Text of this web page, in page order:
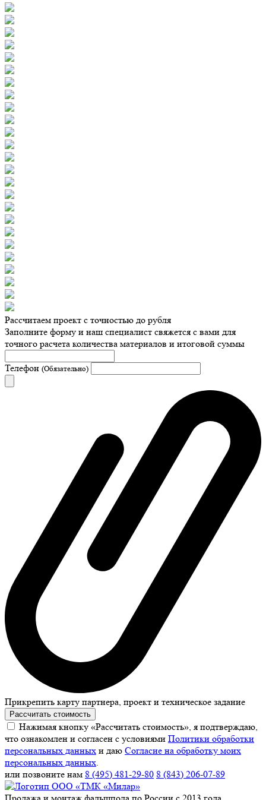
Рассчитаем проект с точностью до рубля
Заполните форму и наш специалист свяжется с вами для
точного расчета количества материалов и итоговой суммы
Телефон (Обязательно)
Прикрепить карту партнера, проект и техническое задание
Рассчитать стоимость
Нажимая кнопку «Рассчитать стоимость», я подтверждаю,
что ознакомлен и согласен с условиями Политики обработки
персональных данных и даю Согласие на обработку моих
персональных данных.
или позвоните нам 8 (495) 481-29-80 8 (843) 206-07-89